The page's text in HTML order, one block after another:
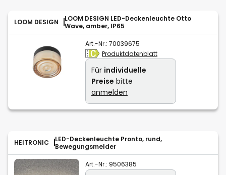
LOOM DESIGN
LOOM DESIGN LED-Deckenleuchte Otto
Wave, amber, IP65
Art.-Nr.: 70039675
Produktdatenblatt
Für individuelle
Preise bitte
anmelden
HEITRONIC
LED-Deckenleuchte Pronto, rund,
Bewegungsmelder
Art.-Nr.: 9506385